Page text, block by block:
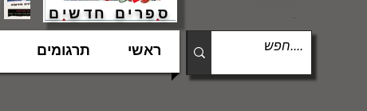
ספרים חדשים
ראשי תרגומים